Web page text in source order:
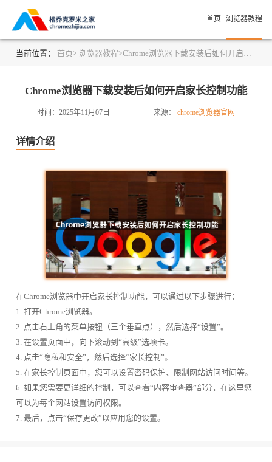
首页 浏览器教程
当前位置： 首页> 浏览器教程>Chrome浏览器下载安装后如何开启家长控制功能
Chrome浏览器下载安装后如何开启家长控制功能
时间：2025年11月07日 来源： chrome浏览器官网
详情介绍
在Chrome浏览器中开启家长控制功能，可以通过以下步骤进行：
1. 打开Chrome浏览器。
2. 点击右上角的菜单按钮（三个垂直点），然后选择“设置”。
3. 在设置页面中，向下滚动到“高级”选项卡。
4. 点击“隐私和安全”，然后选择“家长控制”。
5. 在家长控制页面中，您可以设置密码保护、限制网站访问时间等。
6. 如果您需要更详细的控制，可以查看“内容审查器”部分，在这里您
可以为每个网站设置访问权限。
7. 最后，点击“保存更改”以应用您的设置。